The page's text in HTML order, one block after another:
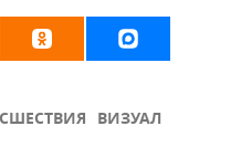
ВИЗУАЛ